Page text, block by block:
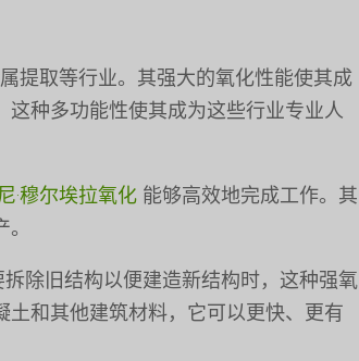
提取等行业。其强大的氧化性能使其成
种多功能性使其成为这些行业专业人
·穆尔埃拉氧化 能够高效地完成工作。其
除旧结构以便建造新结构时，这种强氧
和其他建筑材料，它可以更快、更有